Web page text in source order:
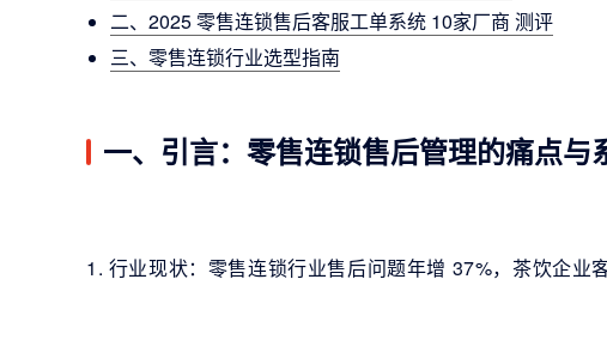
二、2025 零售连锁售后客服工单系统 10家厂商 测评
三、零售连锁行业选型指南
一、引言：零售连锁售后管理的痛点与
1. 行业现状：零售连锁行业售后问题年增 37%，茶饮企业